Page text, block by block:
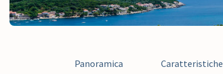
Panoramica Caratteristiche